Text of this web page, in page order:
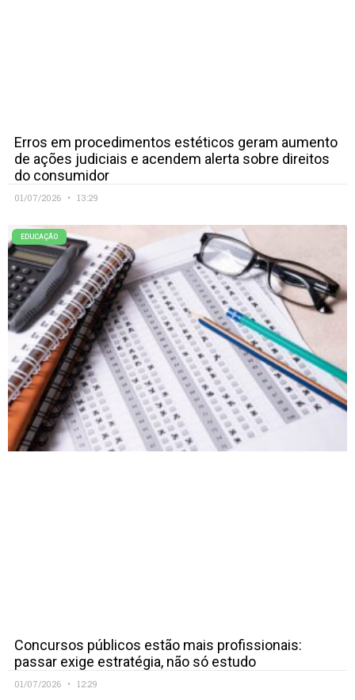
Erros em procedimentos estéticos geram aumento
de ações judiciais e acendem alerta sobre direitos
do consumidor
01/07/2026 13:29
EDUCAÇÃO
Concursos públicos estão mais profissionais:
passar exige estratégia, não só estudo
01/07/2026 12:29